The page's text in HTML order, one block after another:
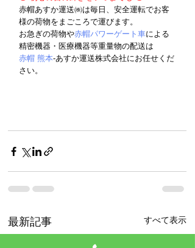
赤帽あすか運送㈱は毎日、安全運転でお客
様の荷物をまごころで運びます。
お急ぎの荷物や赤帽パワーゲート車による
精密機器・医療機器等重量物の配送は
赤帽 熊本-あすか運送株式会社にお任せくだ
さい。
最新記事 すべて表示